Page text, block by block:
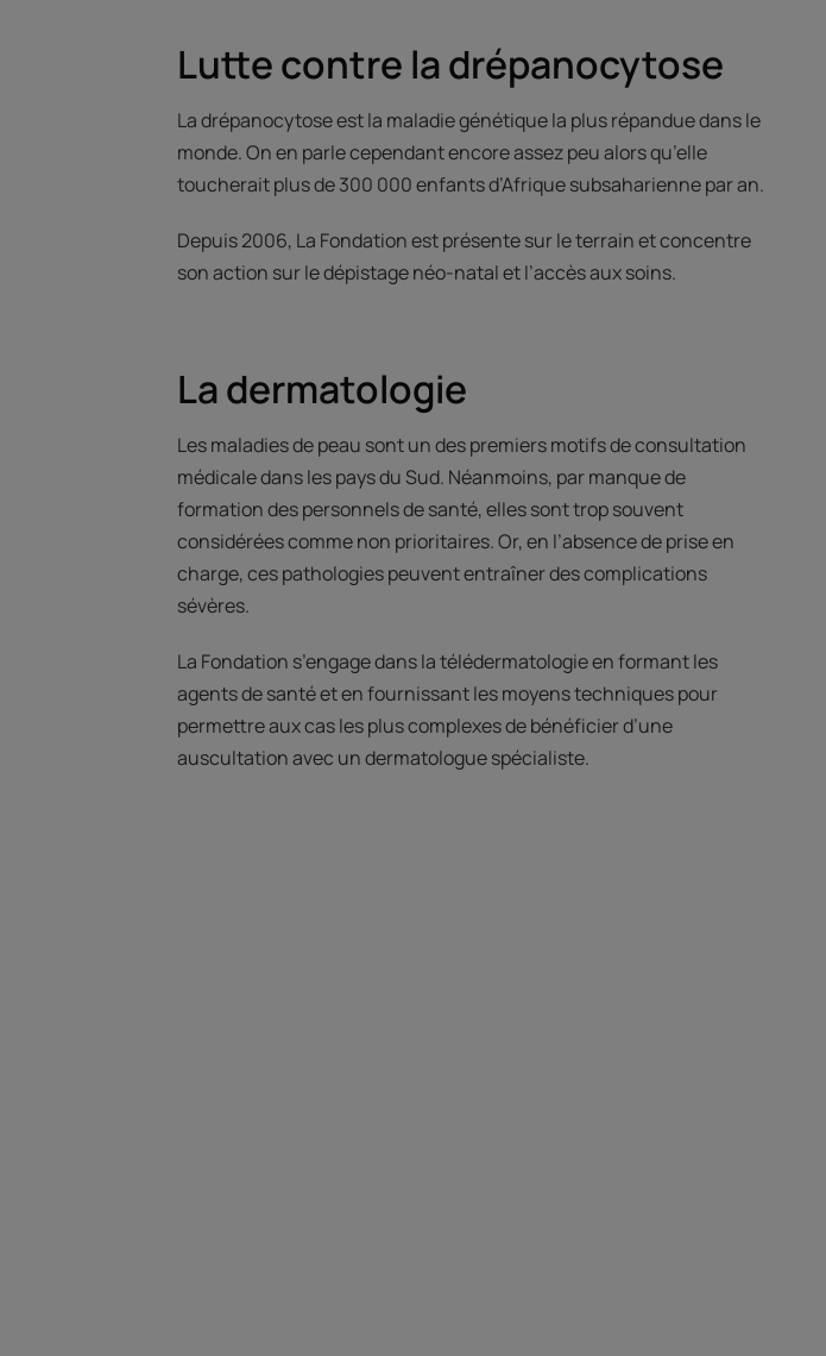
Lutte contre la drépanocytose
La drépanocytose est la maladie génétique la plus répandue dans le
monde. On en parle cependant encore assez peu alors qu’elle
toucherait plus de 300 000 enfants d’Afrique subsaharienne par an.
Depuis 2006, La Fondation est présente sur le terrain et concentre
son action sur le dépistage néo-natal et l’accès aux soins.
La dermatologie
Les maladies de peau sont un des premiers motifs de consultation
médicale dans les pays du Sud. Néanmoins, par manque de
formation des personnels de santé, elles sont trop souvent
considérées comme non prioritaires. Or, en l’absence de prise en
charge, ces pathologies peuvent entraîner des complications
sévères.
La Fondation s’engage dans la télédermatologie en formant les
agents de santé et en fournissant les moyens techniques pour
permettre aux cas les plus complexes de bénéficier d’une
auscultation avec un dermatologue spécialiste.